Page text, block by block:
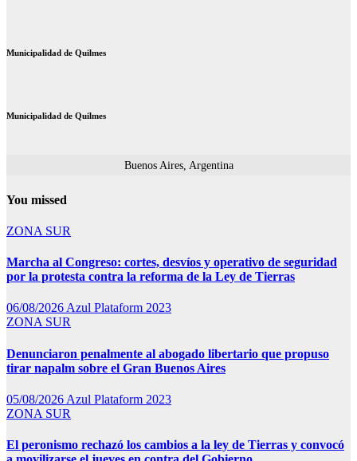
Municipalidad de Quilmes
Municipalidad de Quilmes
Buenos Aires, Argentina
You missed
ZONA SUR
Marcha al Congreso: cortes, desvíos y operativo de seguridad
por la protesta contra la reforma de la Ley de Tierras
06/08/2026Azul Plataform 2023
ZONA SUR
Denunciaron penalmente al abogado libertario que propuso
tirar napalm sobre el Gran Buenos Aires
05/08/2026 Azul Plataform 2023
ZONA SUR
El peronismo rechazó los cambios a la ley de Tierras y convocó